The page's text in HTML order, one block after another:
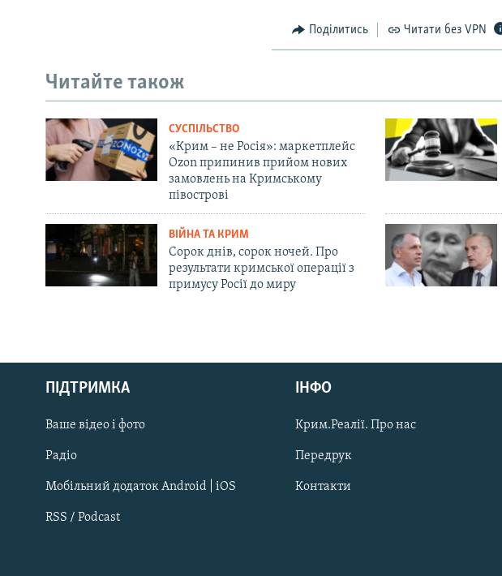
Русский
Qırımtatar
ДОЛУЧАЙСЯ!
Поділитись Читати без VPN
Читайте також
СУСПІЛЬСТВО
«Крим – не Росія»: маркетплейс
Ozon припинив прийом нових
замовлень на Кримському
півострові
ВІЙНА ТА КРИМ
Сорок днів, сорок ночей. Про
результати кримської операції з
примусу Росії до миру
ПІДТРИМКА
Ваше відео і фото
Радіо
Мобільний додаток Android | iOS
RSS / Podcast
ІНФО
Крим.Реалії. Про нас
Передрук
Контакти